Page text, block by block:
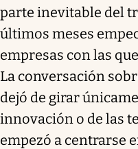
parte inevitable del
últimos meses
empresas con las
La conversación
dejó de girar
innovación o de las
empezó a centrarse